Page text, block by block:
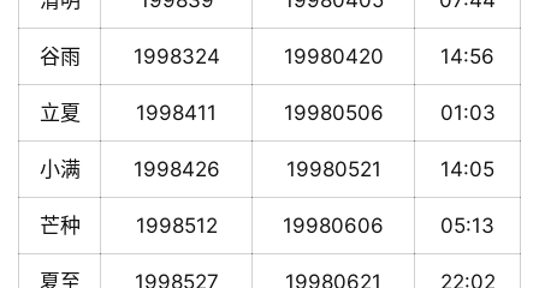
谷雨 1998324 19980420 14:56
立夏 1998411 19980506 01:03
小满 1998426 19980521 14:05
芒种 1998512 19980606 05:13
夏至 1998527 19980621 22:02